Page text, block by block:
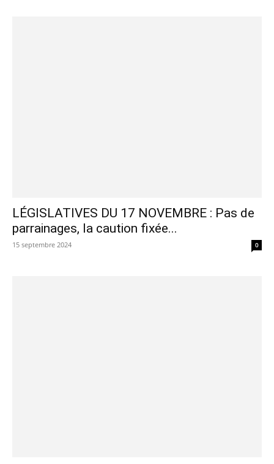
LÉGISLATIVES DU 17 NOVEMBRE : Pas de
parrainages, la caution fixée...
15 septembre 2024 0